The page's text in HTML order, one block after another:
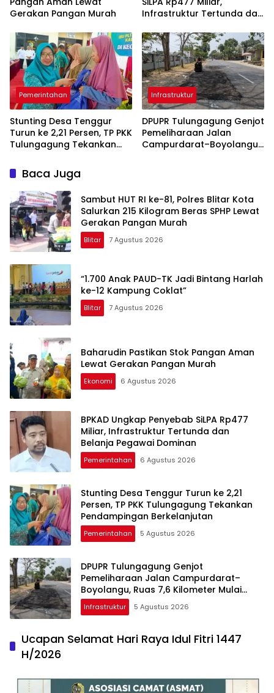
Gerakan Pangan Murah
Infrastruktur Tertunda dan
Pemerintahan
Stunting Desa Tenggur
Turun ke 2,21 Persen, TP PKK
Tulungagung Tekankan
Berkelanjutan
Infrastruktur
DPUPR Tulungagung Genjot
Pemeliharaan Jalan
Campurdarat–Boyolangu,
Baca Juga
Sambut HUT RI ke-81, Polres Blitar Kota
Salurkan 215 Kilogram Beras SPHP Lewat
Gerakan Pangan Murah
Blitar 7 Agustus 2026
“1.700 Anak PAUD-TK Jadi Bintang Harlah
ke-12 Kampung Coklat”
Blitar 7 Agustus 2026
Baharudin Pastikan Stok Pangan Aman
Lewat Gerakan Pangan Murah
Ekonomi 6 Agustus 2026
BPKAD Ungkap Penyebab SiLPA Rp477
Miliar, Infrastruktur Tertunda dan
Belanja Pegawai Dominan
Pemerintahan 6 Agustus 2026
Stunting Desa Tenggur Turun ke 2,21
Persen, TP PKK Tulungagung Tekankan
Pendampingan Berkelanjutan
Pemerintahan 5 Agustus 2026
DPUPR Tulungagung Genjot
Pemeliharaan Jalan Campurdarat–
Boyolangu, Ruas 7,6 Kilometer Mulai
Diperbaiki
Infrastruktur 5 Agustus 2026
Ucapan Selamat Hari Raya Idul Fitri 1447
H/2026